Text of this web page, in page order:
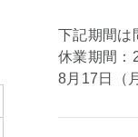
下記期間は
休業期間：
8月17日（